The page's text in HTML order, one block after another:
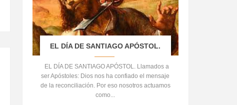
EL DÍA DE SANTIAGO APÓSTOL.
EL DÍA DE SANTIAGO APÓSTOL. Llamados a
ser Apóstoles: Dios nos ha confiado el mensaje
de la reconciliación. Por eso nosotros actuamos
como...